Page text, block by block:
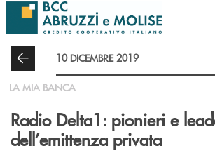
Salta al contenuto principale
10 DICEMBRE 2019
LA MIA BANCA
Radio Delta1: pionieri e
dell’emittenza privata